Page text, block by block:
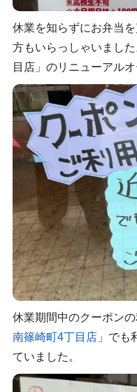
休業を知らずにお弁当
方もいらっしゃいまし
目店」のリニューアル
休業期間中のクーポンの
南篠崎町4丁目店」でも
ていました。